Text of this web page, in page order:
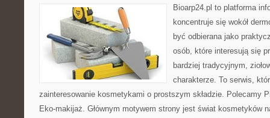
Bioarp24.pl to platforma
koncentruje się wokół
być odbierana jako
osób, które interesują się
bardziej tradycyjnym,
charakterze. To serwis,
zainteresowanie kosmetykami o prostszym składzie. Polecamy
Eko-makijaż. Głównym motywem strony jest świat kosmetyków